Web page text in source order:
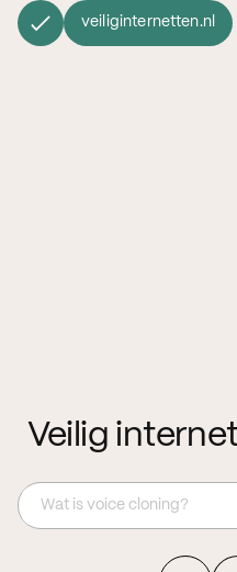
veiliginternetten.nl
Veilig
Wat is voice cloning?